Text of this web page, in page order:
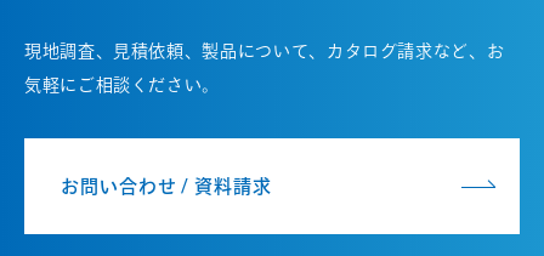
現地調査、見積依頼、製品について、カタログ請求など、お
気軽にご相談ください。
お問い合わせ / 資料請求